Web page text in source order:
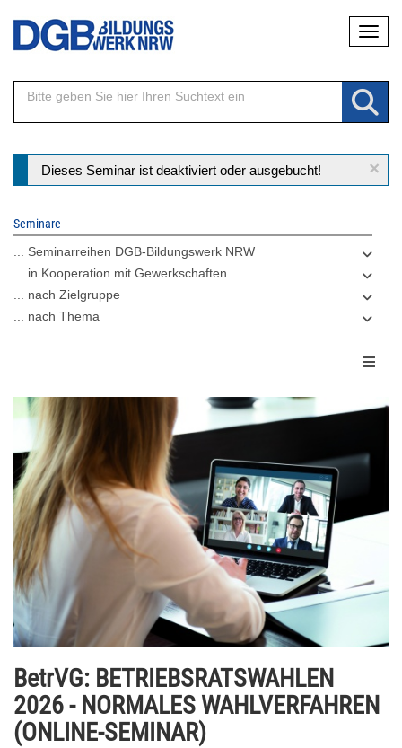
Direkt
Inhalt
×
Statusmeldung
Dieses Seminar ist deaktiviert oder ausgebucht!
Seminare
... Seminarreihen DGB-Bildungswerk NRW
... in Kooperation mit Gewerkschaften
... nach Zielgruppe
... nach Thema
BetrVG: BETRIEBSRATSWAHLEN
2026 - NORMALES WAHLVERFAHREN
(ONLINE-SEMINAR)